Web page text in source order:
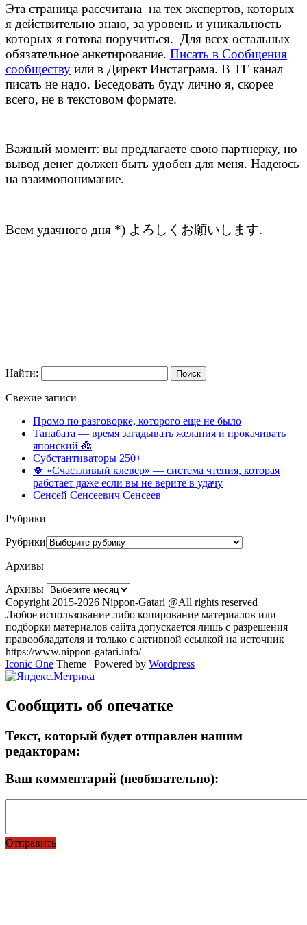
Эта страница рассчитана на тех экспертов, которых
я действительно знаю, за уровень и уникальность
которых я готова поручиться. Для всех остальных
обязательное анкетирование. Писать в Сообщения
сообществу или в Директ Инстаграма. В ТГ канал
писать не надо. Беседовать буду лично я, скорее
всего, не в текстовом формате.
Важный момент: вы предлагаете свою партнерку, но
вывод денег должен быть удобен для меня. Надеюсь
на взаимопонимание.
Всем удачного дня *) よろしくお願いします.
Найти:
Свежие записи
Промо по разговорке, которого еще не было
Танабата — время загадывать желания и прокачивать
японский 🎋
Субстантиваторы 250+
🍀 «Счастливый клевер» — система чтения, которая
работает даже если вы не верите в удачу
Сенсей Сенсеевич Сенсеев
Рубрики
Рубрики
Архивы
Архивы
Copyright 2015-2026 Nippon-Gatari @All rights reserved
Любое использование либо копирование материалов или
подборки материалов сайта допускается лишь с разрешения
правообладателя и только с активной ссылкой на источник
https://www.nippon-gatari.info/
Iconic One Theme | Powered by Wordpress
Сообщить об опечатке
Текст, который будет отправлен нашим
редакторам:
Ваш комментарий (необязательно):
Отправить